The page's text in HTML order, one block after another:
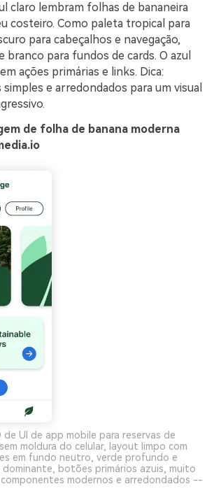
claro lembram folhas de bananeira
costeiro. Como paleta tropical para
para cabeçalhos e navegação,
branco para fundos de cards. O azul
ações primárias e links. Dica:
e arredondados para um visual
de folha de banana moderna
de UI de app mobile para reservas de
moldura do celular, layout limpo com
em fundo neutro, verde profundo e
dominante, botões primários azuis, muito
modernos e arredondados --